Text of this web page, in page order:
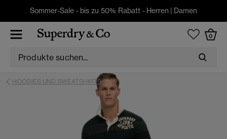
Sommer-Sale - bis zu 50% Rabatt - Herren | Damen
0
HOODIES UND SWEATSHIRTS